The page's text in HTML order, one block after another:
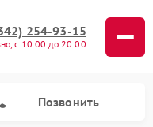
254-93-15
с 10:00 до 20:00
Позвонить